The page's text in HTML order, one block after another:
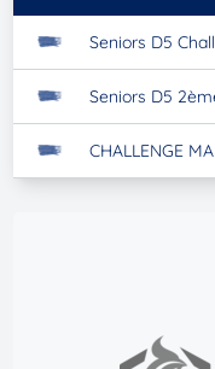
Seniors D5
Seniors D5
CHALLENGE